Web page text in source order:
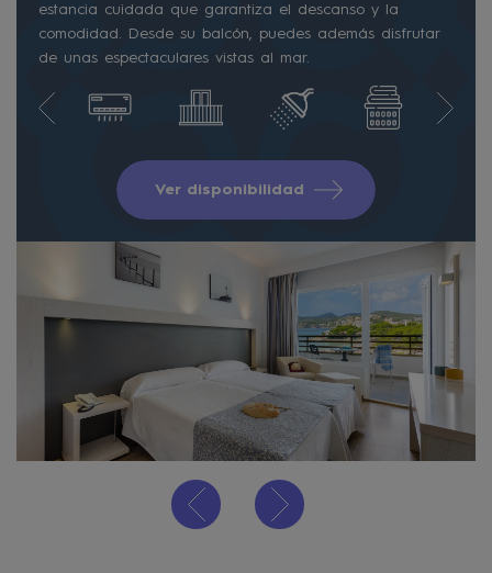
estancia cuidada que garantiza el descanso y la
comodidad. Desde su balcón, puedes además disfrutar
de unas espectaculares vistas al mar.
Ver disponibilidad